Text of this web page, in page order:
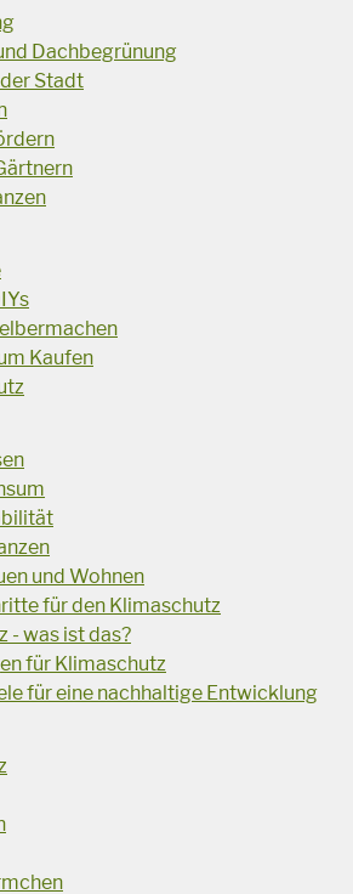
Dachbegrünung
Stadt
Kaufen
und Wohnen
für den Klimaschutz
- was ist das?
für Klimaschutz
für eine nachhaltige Entwicklung